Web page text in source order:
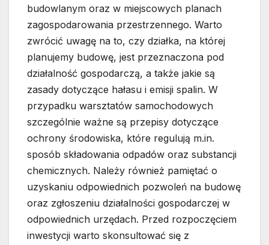
budowlanym oraz w miejscowych planach
zagospodarowania przestrzennego. Warto
zwrócić uwagę na to, czy działka, na której
planujemy budowę, jest przeznaczona pod
działalność gospodarczą, a także jakie są
zasady dotyczące hałasu i emisji spalin. W
przypadku warsztatów samochodowych
szczególnie ważne są przepisy dotyczące
ochrony środowiska, które regulują m.in.
sposób składowania odpadów oraz substancji
chemicznych. Należy również pamiętać o
uzyskaniu odpowiednich pozwoleń na budowę
oraz zgłoszeniu działalności gospodarczej w
odpowiednich urzędach. Przed rozpoczęciem
inwestycji warto skonsultować się z